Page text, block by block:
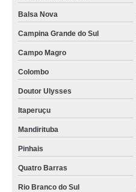
estufa secagem encontrar Cerro Azul
estufa esterilização encontrar
onde comprar estufa para
estufa para esterilização comprar
onde encontrar estufa de secagem e
onde comprar estufa de laboratório
onde encontrar estufa para
Balsa Nova
Campina Grande do Sul
Campo Magro
Colombo
Doutor Ulysses
Itaperuçu
Mandirituba
Pinhais
Quatro Barras
Rio Branco do Sul